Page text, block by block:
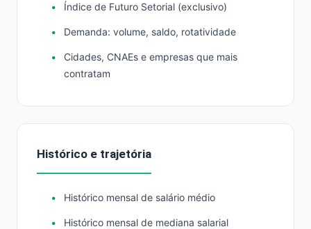
Índice de Futuro Setorial (exclusivo)
Demanda: volume, saldo, rotatividade
Cidades, CNAEs e empresas que mais
contratam
Histórico e trajetória
Histórico mensal de salário médio
Histórico mensal de mediana salarial